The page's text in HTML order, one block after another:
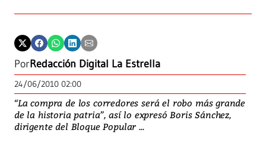
PorRedacción Digital La Estrella
24/06/2010 02:00
“La compra de los corredores será el robo más grande
de la historia patria”, así lo expresó Boris Sánchez,
dirigente del Bloque Popular ...